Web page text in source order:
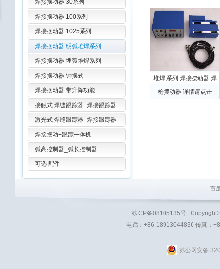
焊接摆动器 30系列
焊接摆动器 100系列
焊接摆动器 1025系列
焊接摆动器 明弧堆焊系列
焊接摆动器 埋弧堆焊系列
焊接摆动器 钟摆式
焊接摆动器 带升降功能
接触式 焊缝跟踪器_焊接跟踪器
激光式 焊缝跟踪器_焊接跟踪器
焊接摆动+跟踪一体机
弧高控制器_弧长控制器
可选 配件
堆焊 系列 焊接摆动器 焊
枪摆动器 详情请点击
百
苏ICP备08105135号 Copyright
电话：+86-18913044836 传真：
苏公网安备